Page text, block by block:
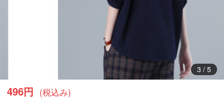
4/ 5
496円 (税込み)